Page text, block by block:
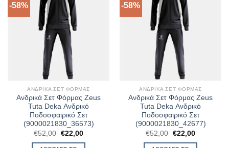
-58%
ΑΝΔΡΙΚΆ ΣΕΤ ΦΌΡΜΑΣ
Ανδρικά Σετ Φόρμας Zeus
Tuta Deka Ανδρικό
Ποδοσφαιρικό Σετ
(9000021830_36573)
€52,00 Original
price
was:
€22,00Η
τιμή
-58%
ΑΝΔΡΙΚΆ ΣΕΤ ΦΌΡΜΑΣ
Ανδρικά Σετ Φόρμας Zeus
Tuta Deka Ανδρικό
Ποδοσφαιρικό Σετ
(9000021830_42677)
€52,00 Original
price
was:
€22,00Η
τιμή